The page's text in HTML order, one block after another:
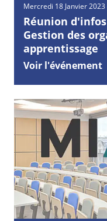
Mercredi 18 Janvier
Réunion
Gestion des
apprentissage
Voir l'événement